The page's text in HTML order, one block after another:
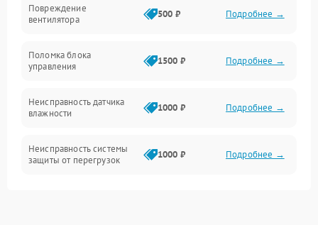
Датчики
Повреждение
вентилятора
500 ₽ Подробнее →
Поломка блока
управления
1500 ₽ Подробнее →
Неисправность датчика
влажности
1000 ₽ Подробнее →
Неисправность системы
защиты от перегрузок
1000 ₽ Подробнее →